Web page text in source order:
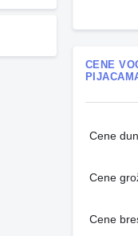
CENE
Cene
Cene
Cene